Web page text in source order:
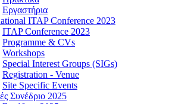
Εργαστήρια
ITAP Conference 2023
ITAP Conference 2023
Programme & CVs
Workshops
Special Interest Groups (SIGs)
Registration - Venue
Site Specific Events
Συνέδριο 2025